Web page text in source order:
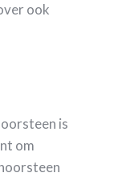
ook
is
om